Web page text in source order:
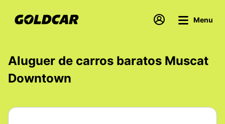
Menu
Aluguer de carros baratos Muscat
Downtown